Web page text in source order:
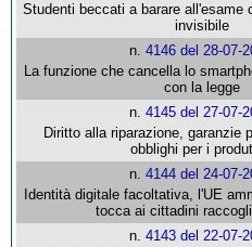
Studenti beccati a barare all'esame
invisibile
n.4146 del 28-07-
La funzione che cancella lo
con la legge
n.4145 del 27-07-
Diritto alla riparazione, garanzie
obblighi per i
n.4144 del 24-07-
Identità digitale facoltativa, l'UE
tocca ai cittadini
n.4143 del 22-07-